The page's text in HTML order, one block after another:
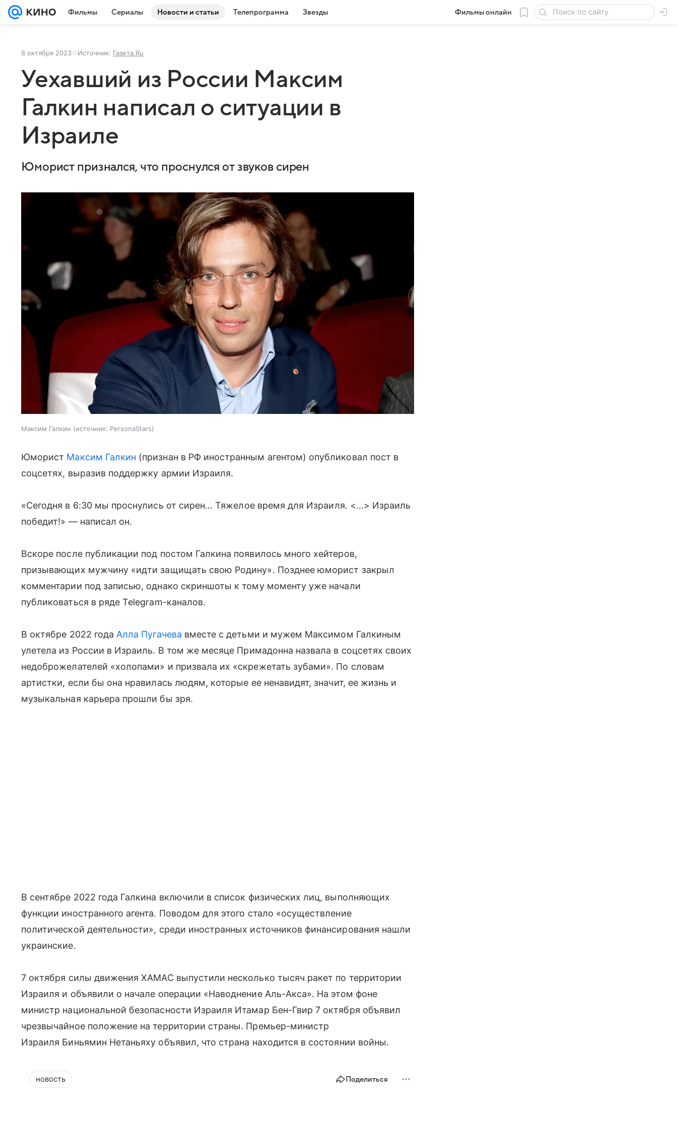
Фильмы Сериалы Новости и статьи Телепрограмма Звезды Фильмы онлайн
8 октября 2023 Источник: Газета.Ru
Уехавший из России Максим
Галкин написал о ситуации в
Израиле
Юморист признался, что проснулся от звуков сирен
Максим Галкин источник: PersonaStars
Юморист Максим Галкин (признан в РФ иностранным агентом) опубликовал пост в
соцсетях, выразив поддержку армии Израиля.
«Сегодня в 6:30 мы проснулись от сирен... Тяжелое время для Израиля. <...> Израиль
победит!» — написал он.
Вскоре после публикации под постом Галкина появилось много хейтеров,
призывающих мужчину «идти защищать свою Родину». Позднее юморист закрыл
комментарии под записью, однако скриншоты к тому моменту уже начали
публиковаться в ряде Telegram-каналов.
В октябре 2022 года Алла Пугачева вместе с детьми и мужем Максимом Галкиным
улетела из России в Израиль. В том же месяце Примадонна назвала в соцсетях своих
недоброжелателей «холопами» и призвала их «скрежетать зубами». По словам
артистки, если бы она нравилась людям, которые ее ненавидят, значит, ее жизнь и
музыкальная карьера прошли бы зря.
В сентябре 2022 года Галкина включили в список физических лиц, выполняющих
функции иностранного агента. Поводом для этого стало «осуществление
политической деятельности», среди иностранных источников финансирования нашли
украинские.
7 октября силы движения ХАМАС выпустили несколько тысяч ракет по территории
Израиля и объявили о начале операции «Наводнение Аль-Акса». На этом фоне
министр национальной безопасности Израиля Итамар Бен-Гвир 7 октября объявил
чрезвычайное положение на территории страны. Премьер-министр
Израиля Биньямин Нетаньяху объявил, что страна находится в состоянии войны.
новость Поделиться